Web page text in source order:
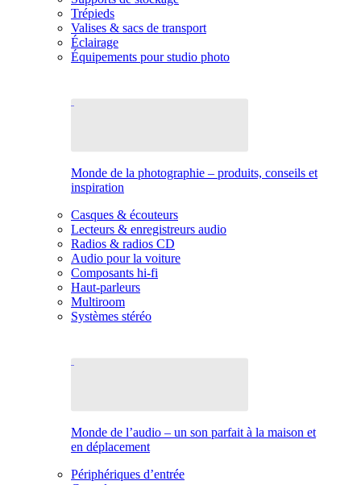
Trépieds
Valises & sacs de transport
Éclairage
Équipements pour studio photo
Monde de la photographie – produits, conseils et
inspiration
Casques & écouteurs
Lecteurs & enregistreurs audio
Radios & radios CD
Audio pour la voiture
Composants hi-fi
Haut-parleurs
Multiroom
Systèmes stéréo
Monde de l’audio – un son parfait à la maison et
en déplacement
Périphériques d’entrée